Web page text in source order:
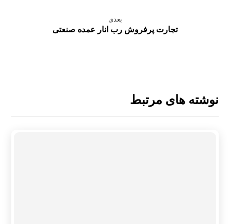
بعدی
تجارت پرفروش رب انار عمده صنعتی
نوشته های مرتبط